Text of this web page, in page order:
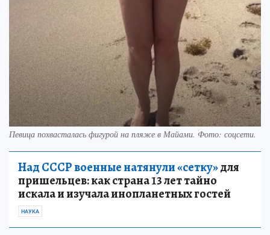
Певица похвасталась фигурой на пляже в Майами. Фото: соцсети.
Над СССР военные натянули «сетку»для
пришельцев: как страна 13 лет тайно
искала и изучала инопланетных гостей
НАУКА